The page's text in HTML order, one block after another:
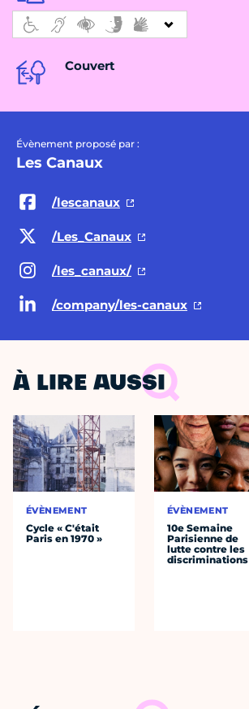
Couvert
Évènement proposé par :
Les Canaux
/lescanaux
/Les_Canaux
/les_canaux/
/company/les-canaux
À LIRE AUSSI
ÉVÈNEMENT
Cycle « C'était
Paris en 1970 »
ÉVÈNEMENT
10e Semaine
Parisienne de
lutte contre les
discriminations